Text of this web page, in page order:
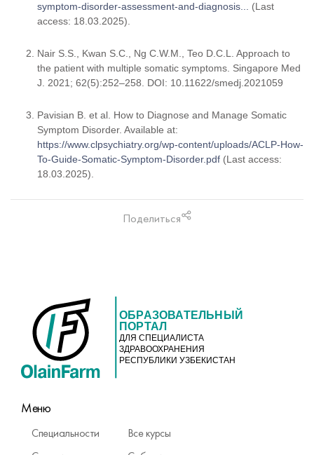
symptom-disorder-assessment-and-diagnosis... (Last
access: 18.03.2025).
Nair S.S., Kwan S.C., Ng C.W.M., Teo D.C.L. Approach to
the patient with multiple somatic symptoms. Singapore Med
J. 2021; 62(5):252–258. DOI: 10.11622/smedj.2021059
Pavisian B. et al. How to Diagnose and Manage Somatic
Symptom Disorder. Available at:
https://www.clpsychiatry.org/wp-content/uploads/ACLP-How-
To-Guide-Somatic-Symptom-Disorder.pdf (Last access:
18.03.2025).
Поделиться
ОБРАЗОВАТЕЛЬНЫЙ
ПОРТАЛ
ДЛЯ СПЕЦИАЛИСТА
ЗДРАВООХРАНЕНИЯ
РЕСПУБЛИКИ УЗБЕКИСТАН
Меню
Специальности
Все курсы